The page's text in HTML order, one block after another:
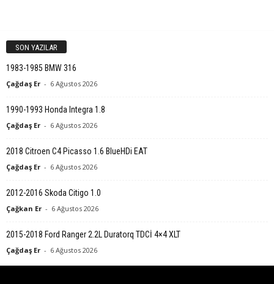
SON YAZILAR
1983-1985 BMW 316
Çağdaş Er - 6 Ağustos 2026
1990-1993 Honda Integra 1.8
Çağdaş Er - 6 Ağustos 2026
2018 Citroen C4 Picasso 1.6 BlueHDi EAT
Çağdaş Er - 6 Ağustos 2026
2012-2016 Skoda Citigo 1.0
Çağkan Er - 6 Ağustos 2026
2015-2018 Ford Ranger 2.2L Duratorq TDCİ 4×4 XLT
Çağdaş Er - 6 Ağustos 2026